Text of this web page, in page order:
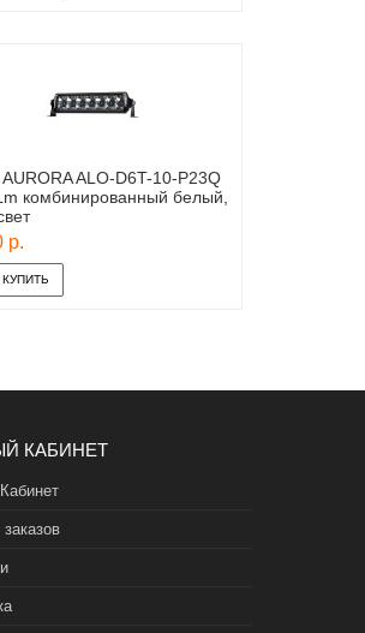
ALO-D6T-10-P23Q
комбинированный белый,
р.
КАБИНЕТ